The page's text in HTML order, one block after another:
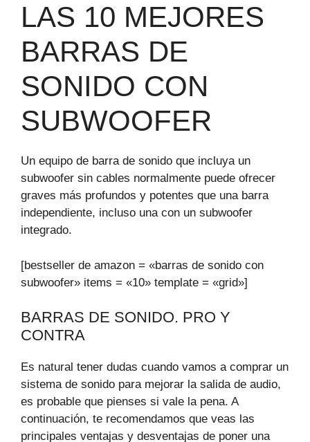
LAS 10 MEJORES
BARRAS DE
SONIDO CON
SUBWOOFER
Un equipo de barra de sonido que incluya un
subwoofer sin cables normalmente puede ofrecer
graves más profundos y potentes que una barra
independiente, incluso una con un subwoofer
integrado.
[bestseller de amazon = «barras de sonido con
subwoofer» items = «10» template = «grid»]
BARRAS DE SONIDO. PRO Y
CONTRA
Es natural tener dudas cuando vamos a comprar un
sistema de sonido para mejorar la salida de audio,
es probable que pienses si vale la pena. A
continuación, te recomendamos que veas las
principales ventajas y desventajas de poner una